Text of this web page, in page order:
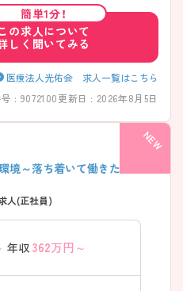
簡単1分！
の求人について
しく聞いてみる
医療法人光佑会 求人一覧はこちら
: 9072100更新日 : 2026年8月5日
境～落ち着いて働きたい方に
人(正社員)
年収 362万円～